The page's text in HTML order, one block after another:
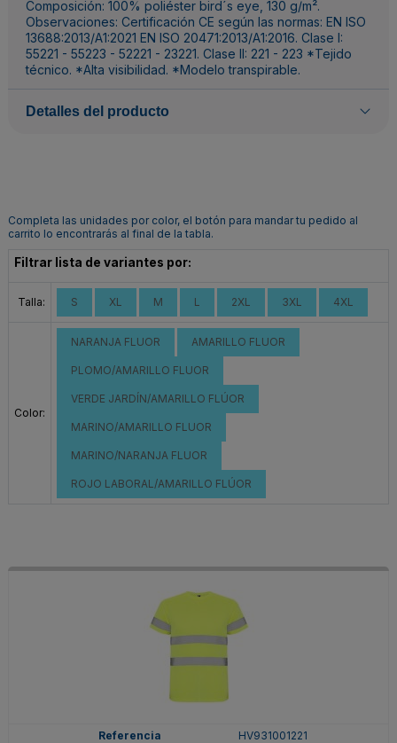
Composición: 100% poliéster bird´s eye, 130 g/m².
Observaciones: Certificación CE según las normas: EN ISO
13688:2013/A1:2021 EN ISO 20471:2013/A1:2016. Clase I:
55221 - 55223 - 52221 - 23221. Clase II: 221 - 223 *Tejido
técnico. *Alta visibilidad. *Modelo transpirable.
Detalles del producto
Completa las unidades por color, el botón para mandar tu pedido al
carrito lo encontrarás al final de la tabla.
Filtrar lista de variantes por:
Talla: S XL M L 2XL 3XL 4XL
Color:
NARANJA FLUOR AMARILLO FLUOR
PLOMO/AMARILLO FLUOR
VERDE JARDÍN/AMARILLO FLÚOR
MARINO/AMARILLO FLUOR
MARINO/NARANJA FLUOR
ROJO LABORAL/AMARILLO FLÚOR
HV931001221